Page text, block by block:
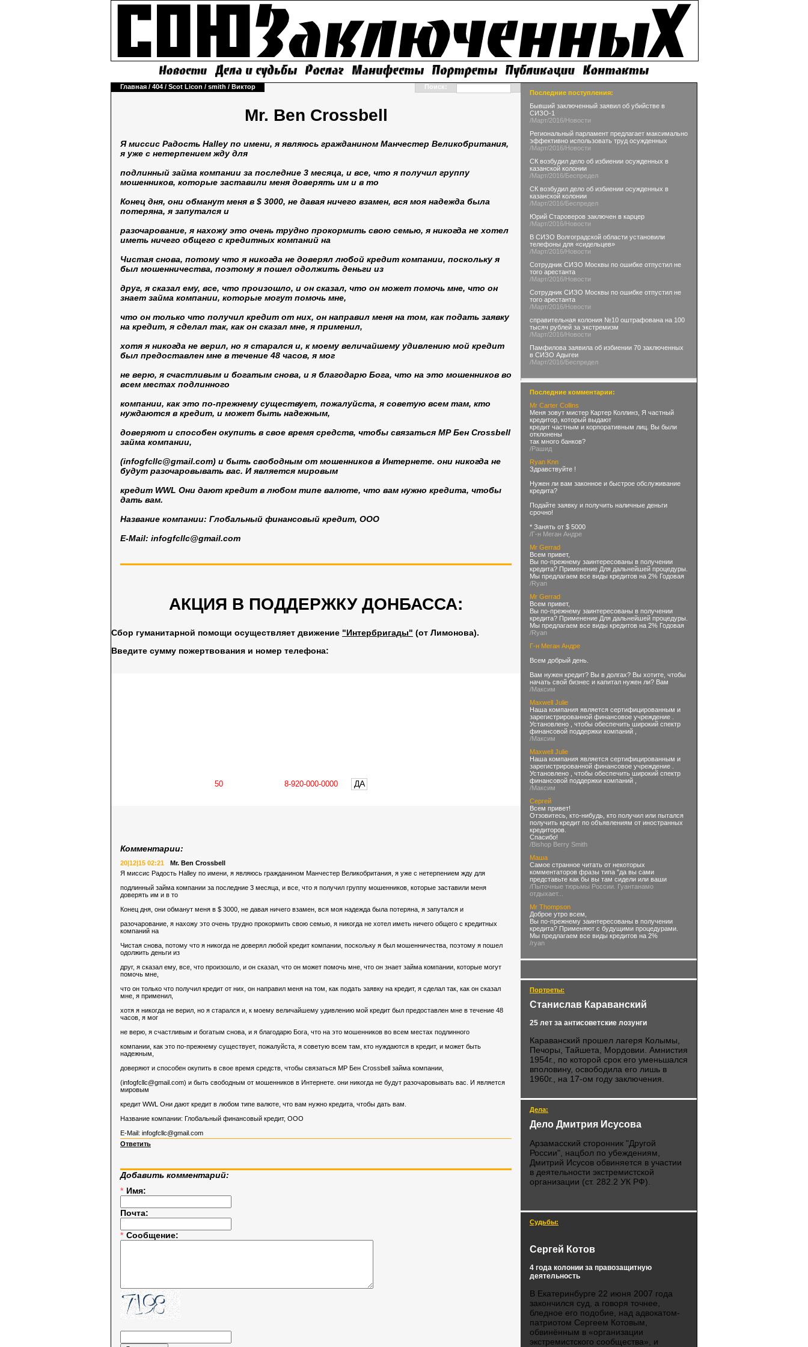
Главная / 404 / Scot Licon / smith / Виктор Поиск:
Mr. Ben Crossbell
Я миссис Радость Halley по имени, я являюсь гражданином Манчестер Великобритания,
я уже с нетерпением жду для
подлинный займа компании за последние 3 месяца, и все, что я получил группу
мошенников, которые заставили меня доверять им и в то
Конец дня, они обманут меня в $ 3000, не давая ничего взамен, вся моя надежда была
потеряна, я запутался и
разочарование, я нахожу это очень трудно прокормить свою семью, я никогда не хотел
иметь ничего общего с кредитных компаний на
Чистая снова, потому что я никогда не доверял любой кредит компании, поскольку я
был мошенничества, поэтому я пошел одолжить деньги из
друг, я сказал ему, все, что произошло, и он сказал, что он может помочь мне, что он
знает займа компании, которые могут помочь мне,
что он только что получил кредит от них, он направил меня на том, как подать заявку
на кредит, я сделал так, как он сказал мне, я применил,
хотя я никогда не верил, но я старался и, к моему величайшему удивлению мой кредит
был предоставлен мне в течение 48 часов, я мог
не верю, я счастливым и богатым снова, и я благодарю Бога, что на это мошенников во
всем местах подлинного
компании, как это по-прежнему существует, пожалуйста, я советую всем там, кто
нуждаются в кредит, и может быть надежным,
доверяют и способен окупить в свое время средств, чтобы связаться МР Бен Crossbell
займа компании,
(infogfcllc@gmail.com) и быть свободным от мошенников в Интернете. они никогда не
будут разочаровывать вас. И является мировым
кредит WWL Они дают кредит в любом типе валюте, что вам нужно кредита, чтобы
дать вам.
Название компании: Глобальный финансовый кредит, ООО
E-Mail: infogfcllc@gmail.com
АКЦИЯ В ПОДДЕРЖКУ ДОНБАССА:
Сбор гуманитарной помощи осуществляет движение "Интербригады" (от Лимонова).
Введите сумму пожертвования и номер телефона:
ДА
Комментарии:
20|12|15 02:21
Mr. Ben Crossbell
Я миссис Радость Halley по имени, я являюсь гражданином Манчестер Великобритания, я уже с нетерпением жду для
подлинный займа компании за последние 3 месяца, и все, что я получил группу мошенников, которые заставили меня
доверять им и в то
Конец дня, они обманут меня в $ 3000, не давая ничего взамен, вся моя надежда была потеряна, я запутался и
разочарование, я нахожу это очень трудно прокормить свою семью, я никогда не хотел иметь ничего общего с кредитных
компаний на
Чистая снова, потому что я никогда не доверял любой кредит компании, поскольку я был мошенничества, поэтому я пошел
одолжить деньги из
друг, я сказал ему, все, что произошло, и он сказал, что он может помочь мне, что он знает займа компании, которые могут
помочь мне,
что он только что получил кредит от них, он направил меня на том, как подать заявку на кредит, я сделал так, как он сказал
мне, я применил,
хотя я никогда не верил, но я старался и, к моему величайшему удивлению мой кредит был предоставлен мне в течение 48
часов, я мог
не верю, я счастливым и богатым снова, и я благодарю Бога, что на это мошенников во всем местах подлинного
компании, как это по-прежнему существует, пожалуйста, я советую всем там, кто нуждаются в кредит, и может быть
надежным,
доверяют и способен окупить в свое время средств, чтобы связаться МР Бен Crossbell займа компании,
(infogfcllc@gmail.com) и быть свободным от мошенников в Интернете. они никогда не будут разочаровывать вас. И является
мировым
кредит WWL Они дают кредит в любом типе валюте, что вам нужно кредита, чтобы дать вам.
Название компании: Глобальный финансовый кредит, ООО
E-Mail: infogfcllc@gmail.com
Ответить
Добавить комментарий:
* Имя:
Почта:
* Сообщение:
Последние поступления:
Бывший заключенный заявил об убийстве в
СИЗО-1
/Март/2016/Новости
Региональный парламент предлагает максимально
эффективно использовать труд осужденных
/Март/2016/Новости
СК возбудил дело об избиении осужденных в
казанской колонии
/Март/2016/Беспредел
СК возбудил дело об избиении осужденных в
казанской колонии
/Март/2016/Беспредел
Юрий Староверов заключен в карцер
/Март/2016/Новости
В СИЗО Волгоградской области установили
телефоны для «сидельцев»
/Март/2016/Новости
Сотрудник СИЗО Москвы по ошибке отпустил не
того арестанта
/Март/2016/Новости
Сотрудник СИЗО Москвы по ошибке отпустил не
того арестанта
/Март/2016/Новости
справительная колония №10 оштрафована на 100
тысяч рублей за экстремизм
/Март/2016/Новости
Памфилова заявила об избиении 70 заключенных
в СИЗО Адыгеи
/Март/2016/Беспредел
Последние комментарии:
Mr Carter Collins
Меня зовут мистер Картер Коллинз, Я частный
кредитор, который выдают
кредит частным и корпоративным лиц. Вы были
отклонены
так много банков?
/Рашид
Ryan Knn
Здравствуйте !
Нужен ли вам законное и быстрое обслуживание
кредита?
Подайте заявку и получить наличные деньги
срочно!
* Занять от $ 5000
/Г-н Меган Андре
Mr Gerrad
Всем привет,
Вы по-прежнему заинтересованы в получении
кредита? Применение Для дальнейшей процедуры.
Мы предлагаем все виды кредитов на 2% Годовая
/Ryan
Mr Gerrad
Всем привет,
Вы по-прежнему заинтересованы в получении
кредита? Применение Для дальнейшей процедуры.
Мы предлагаем все виды кредитов на 2% Годовая
/Ryan
Г-н Меган Андре
Всем добрый день.
Вам нужен кредит? Вы в долгах? Вы хотите, чтобы
начать свой бизнес и капитал нужен ли? Вам
/Максим
Maxwell Julie
Наша компания является сертифицированным и
зарегистрированной финансовое учреждение .
Установлено , чтобы обеспечить широкий спектр
финансовой поддержки компаний ,
/Максим
Maxwell Julie
Наша компания является сертифицированным и
зарегистрированной финансовое учреждение .
Установлено , чтобы обеспечить широкий спектр
финансовой поддержки компаний ,
/Максим
Сергей
Всем привет!
Отзовитесь, кто-нибудь, кто получил или пытался
получить кредит по объявлениям от иностранных
кредиторов.
Спасибо!
/Bishop Berry Smith
Маша
Самое странное читать от некоторых
комментаторов фразы типа "да вы сами
представьте как бы вы там сидели или ваши
/Пыточные тюрьмы России. Гуантанамо
отдыхает...
Mr Thompson
Доброе утро всем,
Вы по-прежнему заинтересованы в получении
кредита? Применяют с будущими процедурами.
Мы предлагаем все виды кредитов на 2%
/ryan
Портреты:
Станислав Караванский
25 лет за антисоветские лозунги
Караванский прошел лагеря Колымы,
Печоры, Тайшета, Мордовии. Амнистия
1954г., по которой срок его уменьшался
вполовину, освободила его лишь в
1960г., на 17-ом году заключения.
Дела:
Дело Дмитрия Исусова
Арзамасский сторонник "Другой
России", нацбол по убеждениям,
Дмитрий Исусов обвиняется в участии
в деятельности экстремистской
организации (ст. 282.2 УК РФ).
Судьбы:
Сергей Котов
4 года колонии за правозащитную
деятельность
В Екатеринбурге 22 июня 2007 года
закончился суд, а говоря точнее,
бледное его подобие, над адвокатом-
патриотом Сергеем Котовым,
обвинённым в «организации
экстремистского сообщества», и